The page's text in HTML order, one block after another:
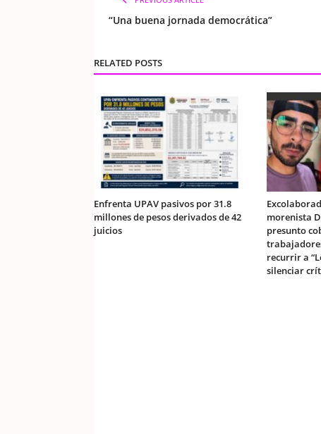
“Una buena jornada democrática”
RELATED POSTS
Enfrenta UPAV pasivos por 31.8
millones de pesos derivados de 42
juicios
morenista
presunto
recurrir a
silenciar